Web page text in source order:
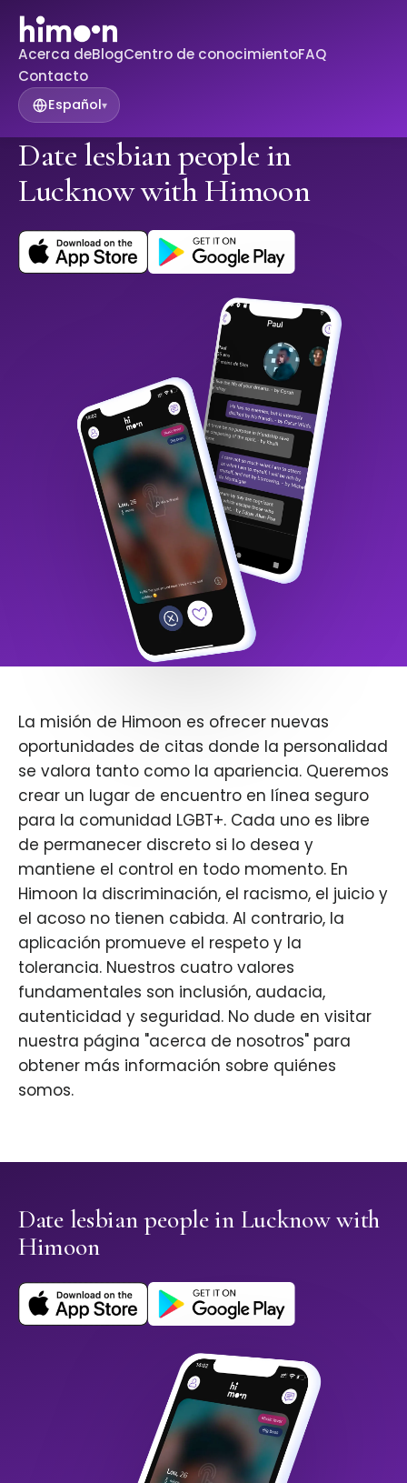
Acerca deBlogCentro de conocimientoFAQ
Contacto
Español▾
Date lesbian people in
Lucknow with Himoon
La misión de Himoon es ofrecer nuevas
oportunidades de citas donde la personalidad
se valora tanto como la apariencia. Queremos
crear un lugar de encuentro en línea seguro
para la comunidad LGBT+. Cada uno es libre
de permanecer discreto si lo desea y
mantiene el control en todo momento. En
Himoon la discriminación, el racismo, el juicio y
el acoso no tienen cabida. Al contrario, la
aplicación promueve el respeto y la
tolerancia. Nuestros cuatro valores
fundamentales son inclusión, audacia,
autenticidad y seguridad. No dude en visitar
nuestra página "acerca de nosotros" para
obtener más información sobre quiénes
somos.
Date lesbian people in Lucknow with
Himoon